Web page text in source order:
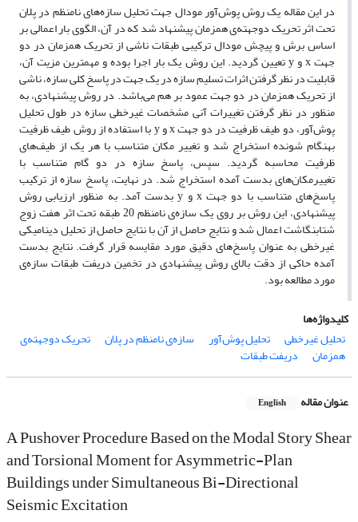
در این مقاله یک روش پوش‌آور مودال جهت تحلیل سازه‌های نامنظم در پلان
تحت اثر تحریک دوجهته‌ی همزمان پیشنهاد شد که در آن، الگوی بار اعمالی بر
اساس برش و پیچش مودال ترکیبی طبقات ناشی از تحریک همزمان در دو
جهت x و y تعیین گردید. این روش یک بار اجرا بوده و مهمترین مزیت آن،
قابلیت در نظر گرفتن اثرات تسلیم سازه در یک جهت در پاسخ کلی سازه، ناشی
از تحریک همزمان در دو جهت عمود بر هم می‌باشد. در روش پیشنهادی، به
منظور در نظر گرفتن تغییرات آنی مشخصات غیرخطی سازه در طول تحلیل
پوش‌آور، دو طیف ظرفیت در دو جهت x و y با استفاده از روش طیف ظرفیت
بهنگام شونده استخراج شد و تغییر مکان‌ متناسب با هر یک از طیف‌های
ظرفیت محاسبه گردید. سپس، پاسخ سازه در دو گام متناسب با
تغییرمکان‌های بدست آمده استخراج شد. در نهایت، پاسخ سازه از ترکیب
پاسخ‌های متناسب با دو جهت x و y بدست آمد. به منظور ارزیابی روش
پیشنهادی، این روش بر روی یک سازه‌ی نامنظم 20 طبقه تحت اثر هفت زوج
شتابنگاشت اعمال شد و نتایج حاصل از آن با نتایج حاصل از تحلیل دینامیکی
غیرخطی به عنوان پاسخ‌های دقیق مورد مقایسه قرار گرفت. نتایج بدست
آمده حاکی از دقت بالای روش پیشنهادی در تخمین دریفت طبقات سازه‌ی
مورد مطالعه بود.
کلیدواژه‌ها
تحلیل غیرخطی
تحلیل پوش‌آور سازه‌ی نامنظم در پلان تحریک دوجهته‌ی
همزمان دریفت طبقات
عنوان مقاله English
A Pushover Procedure Based on the Modal Story Shear
and Torsional Moment for Asymmetric-Plan
Buildings under Simultaneous Bi-Directional
Seismic Excitation